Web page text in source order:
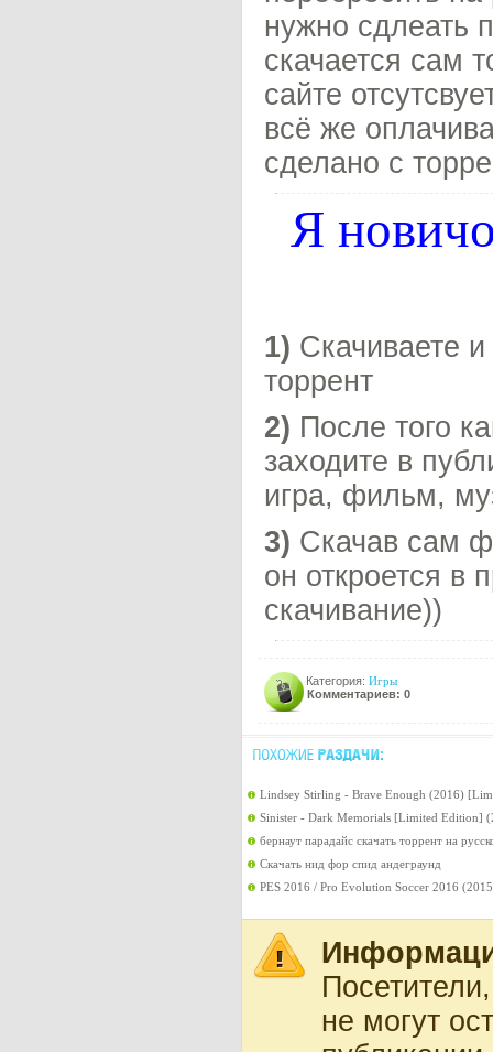
нужно сдлеать
скачается сам
сайте
всё же
сделано с
Я
1) Скачиваете
торрент
2) После того
заходите в
игра, фильм,
3) Скачав сам
он откроется в
скачивание))
Категория: Игры
Комментариев: 0
Lindsey Stirling - Brave Enough (2016)
Sinister - Dark Memorials [Limited Edition]
бернаут парадайс скачать торрент на
Скачать нид фор спид андеграунд
PES 2016 / Pro Evolution Soccer 2016
не могут